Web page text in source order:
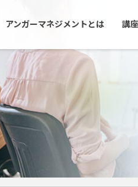
アンガーマネジメントとは 講